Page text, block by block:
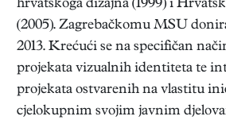
hrvatskoga dizajna (1999) i
(2005). Zagrebačkomu MSU
2013. Krećući se na specifičan
projekata vizualnih identiteta te
projekata ostvarenih na vlastitu
cjelokupnim svojim javnim